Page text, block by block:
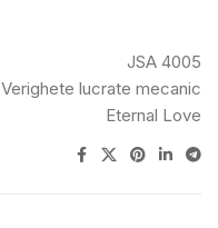
JSA 4005
Verighete lucrate mecanic
Eternal Love